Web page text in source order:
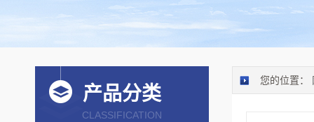
您的位置：
产品分类
CLASSIFICATION